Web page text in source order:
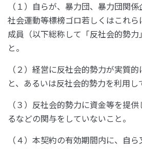
（１）自らが、暴力団、暴力団関
社会運動等標榜ゴロ若しくはこれ
成員（以下総称して「反社会的勢力
と。
（２）経営に反社会的勢力が実質
と、あるいは反社会的勢力を利用し
（３）反社会的勢力に資金等を提
るなどの関与をしていないこと。
（４）本契約の有効期間内に、自